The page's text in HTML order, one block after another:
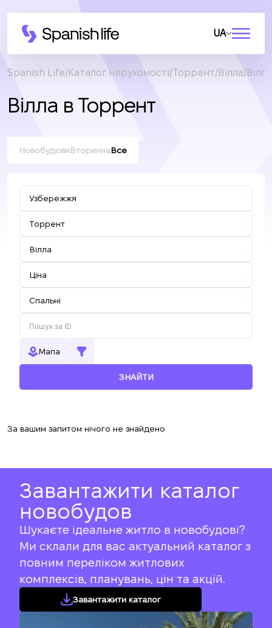
UA
Spanish Life Каталог нерухомості Торрент Вілла
Вілла в Торрент
НовобудовиВториннаВсе
Мапа
ЗНАЙТИ
За вашим запитом нічого не знайдено
Завантажити каталог
новобудов
Шукаєте ідеальне житло в новобудові?
Ми склали для вас актуальний каталог з
повним переліком житлових
комплексів, планувань, цін та акцій.
Завантажити каталог